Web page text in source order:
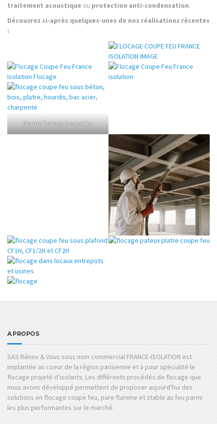
traitement acoustique ou protection anti-condensation.
Découvrez ci-après quelques-unes de nos réalisations récentes
:
Norme Flocage Coupe Feu
A PROPOS
SAS Rénov & Vous sous nom commercial FRANCE-ISOLATION est
implantée au coeur de la région parisienne et à pour spécialité le
flocage projeté d'isolants. Les différents procédés de flocage que
nous avons développé permettent de proposer aujourd'hui des
solutions en flocage coupe feu, pare flamme et stable au feu parmi
les plus performantes sur le marché.